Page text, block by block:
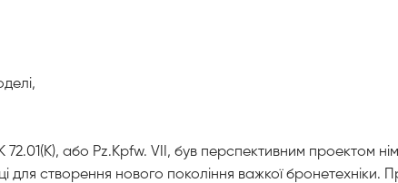
72.01(K), або Pz.Kpfw. VII, був перспективним проектом
для створення нового покоління важкої